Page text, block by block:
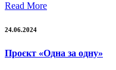
Read More
24.06.2024
Проєкт «Одна за одну»